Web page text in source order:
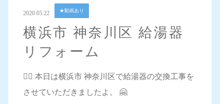
2020.05.22 ★動画あり
横浜市 神奈川区 給湯器
リフォーム
💁‍♀️ 本日は横浜市 神奈川区で給湯器の交換工事を
させていただきましたよ。 🤗